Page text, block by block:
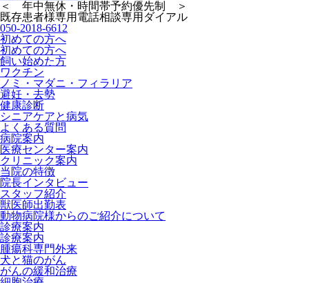
＜ 年中無休・時間帯予約優先制 ＞
既存患者様専用 電話相談専用ダイアル
050-2018-6612
初めての方へ
初めての方へ
飼い始めた方
ワクチン
ノミ・マダニ・フィラリア
避妊・去勢
健康診断
シニアケアと病気
よくある質問
病院案内
医療センター案内
クリニック案内
当院の特徴
院長インタビュー
スタッフ紹介
獣医師出勤表
動物病院様からのご紹介について
診療案内
診療案内
腫瘍科専門外来
犬と猫のがん
がんの緩和治療